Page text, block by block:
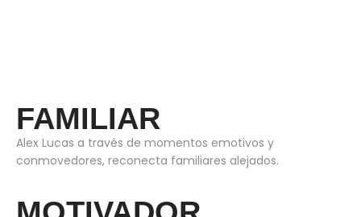
FAMILIAR
Alex Lucas a través de momentos emotivos y
conmovedores, reconecta familiares alejados.